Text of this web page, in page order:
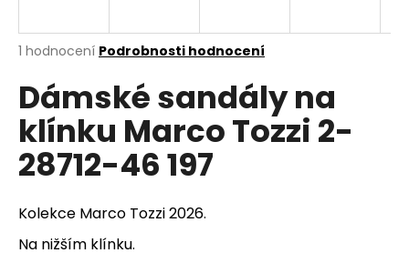
Průměrné
produktu
je
5,0
5
hvězdiček.
1 hodnocení Podrobnosti hodnocení
Dámské sandály na
klínku Marco Tozzi 2-
28712-46 197
Kolekce Marco Tozzi 2026.
Na nižším klínku.
j
t
?
HLEDAT